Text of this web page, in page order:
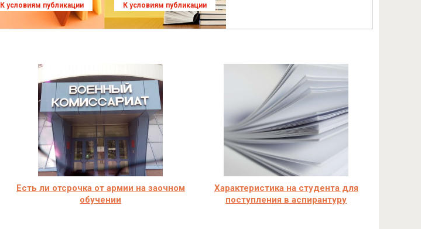
К условиям публикации К условиям публикации
Есть ли отсрочка от армии на заочном
обучении
Характеристика на студента для
поступления в аспирантуру